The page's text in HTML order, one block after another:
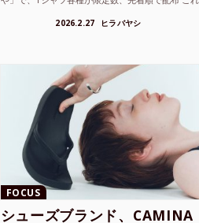
FOCUS
シューズブランド、CAMINA
NDO（カミナンド）からエク
ストラライト...